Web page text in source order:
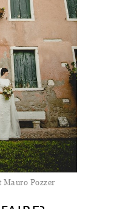
Pozzer